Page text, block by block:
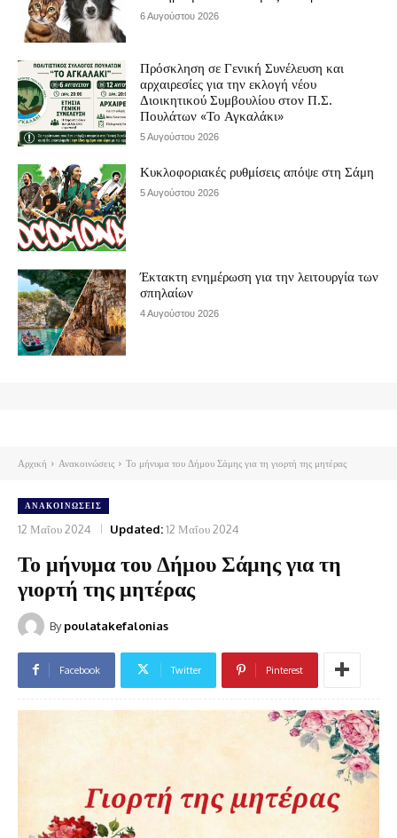
6 Αυγούστου 2026
Πρόσκληση σε Γενική Συνέλευση και
αρχαιρεσίες για την εκλογή νέου
Διοικητικού Συμβουλίου στον Π.Σ.
Πουλάτων «Το Αγκαλάκι»
5 Αυγούστου 2026
Κυκλοφοριακές ρυθμίσεις απόψε στη Σάμη
5 Αυγούστου 2026
Έκτακτη ενημέρωση για την λειτουργία των
σπηλαίων
4 Αυγούστου 2026